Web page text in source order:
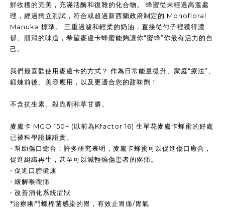
鮮收穫的完美，充滿活酶和復雜的化合物。 蜂蜜從未經過高溫處
理，經過獨立測試，符合或超過新西蘭政府制定的 Monofloral
Manuka 標準。 三重過濾和輕柔的奶油，直接從勺子裡獲得濃
郁、順滑的味道，希望麥盧卡蜂蜜能夠讓你“蜜蜂”你最有活力的自
己。
我們最喜歡使用麥盧卡的方式？ 作為日常能量提升、家庭“療法”、
鍛煉前後、美容應用，以及更適合您的甜味劑！
不含抗生素、殺蟲劑和草甘膦。
麥盧卡 MGO 150+ (以前為Kfactor 16) 生單花麥盧卡蜂蜜的好處
已被科學證據證實。
• 幫助傷口癒合：許多研究表明，麥盧卡蜂蜜可以促進傷口癒合，
促進組織再生，甚至可以減輕燒傷患者的疼痛。
• 促進口腔健康
• 緩解喉嚨痛
• 改善消化系統症狀
*治療幽門螺桿菌感染的胃，有效止胃痛/胃氣